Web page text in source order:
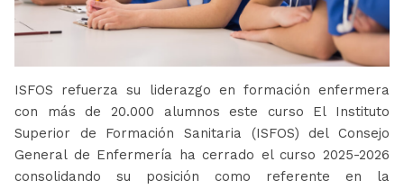
ISFOS refuerza su liderazgo en formación enfermera
con más de 20.000 alumnos este curso El Instituto
Superior de Formación Sanitaria (ISFOS) del Consejo
General de Enfermería ha cerrado el curso 2025-2026
consolidando su posición como referente en la